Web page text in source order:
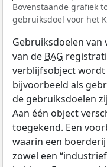
Bovenstaande grafiek
gebruiksdoel voor het
Gebruiksdoelen
van de BAG
verblijfsobject
bijvoorbeeld als
de gebruiksdoelen
Aan één object
toegekend. Een
waarin een
zowel een